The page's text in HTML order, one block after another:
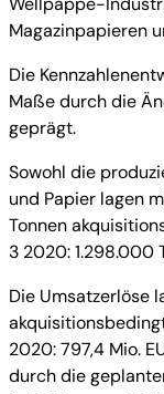
Magazinpapieren
Die
Maße durch die
geprägt.
Sowohl die
und Papier lagen
Tonnen
3 2020: 1.298.000
Die Umsatzerlöse
2020: 797,4 Mio.
durch die